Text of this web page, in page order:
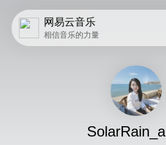
网易云音乐
相信音乐的力量
SolarRain_a